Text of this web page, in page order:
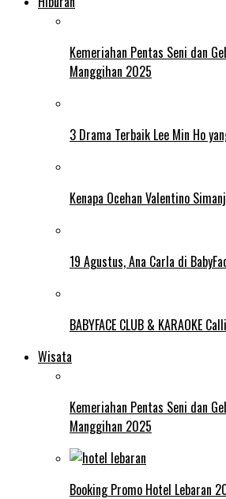
Kemeriahan Pentas Seni dan
Manggihan 2025
3 Drama Terbaik Lee Min Ho
Kenapa Ocehan Valentino
19 Agustus, Ana Carla di
BABYFACE CLUB & KARAOKE
Wisata
Kemeriahan Pentas Seni dan
Manggihan 2025
Booking Promo Hotel Lebaran